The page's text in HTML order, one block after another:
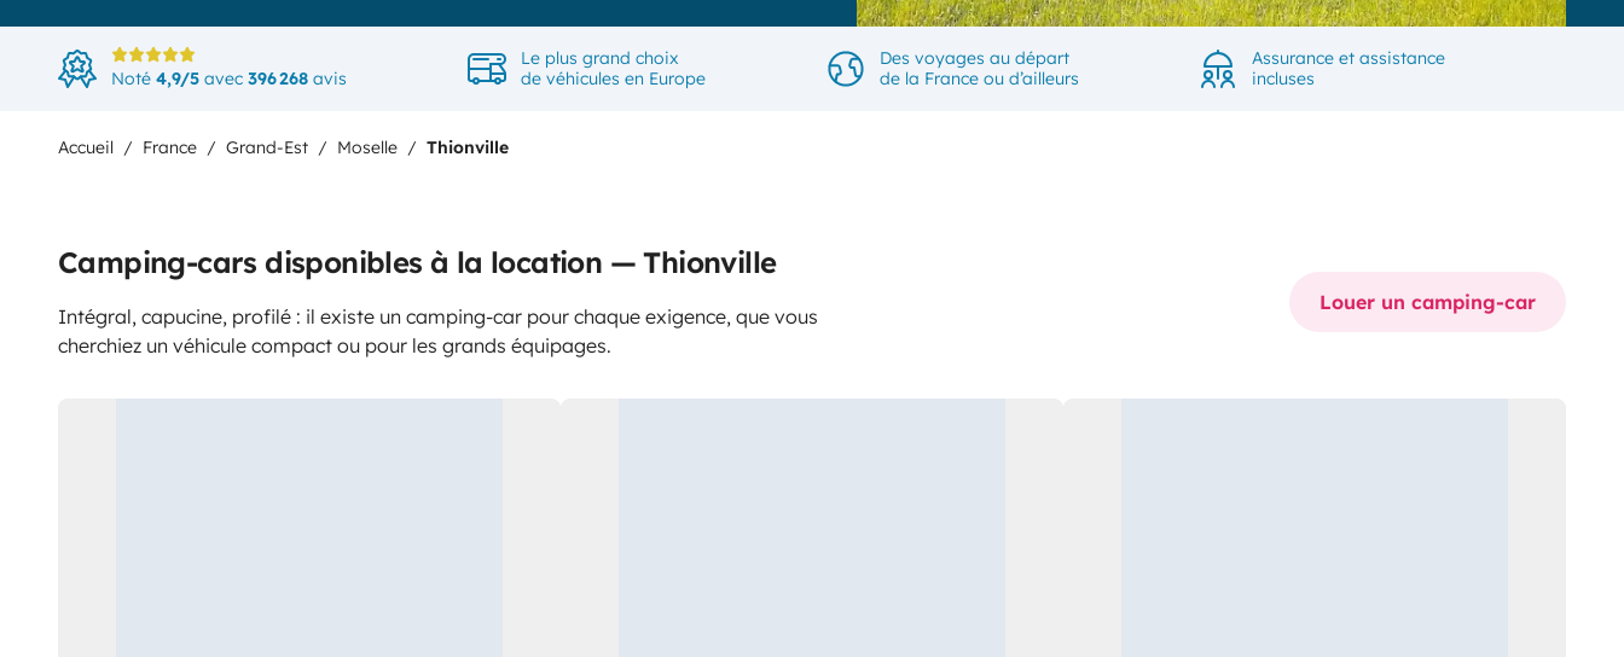
Noté 4,9/5 avec 396 268 avis
Le plus grand choix
de véhicules en Europe
Des voyages au départ
de la France ou d’ailleurs
Assurance et assistance
incluses
Accueil France Grand-Est Moselle Thionville
Camping-cars disponibles à la location — Thionville
Intégral, capucine, profilé : il existe un camping-car pour chaque exigence, que vous
cherchiez un véhicule compact ou pour les grands équipages.
Louer un camping-car